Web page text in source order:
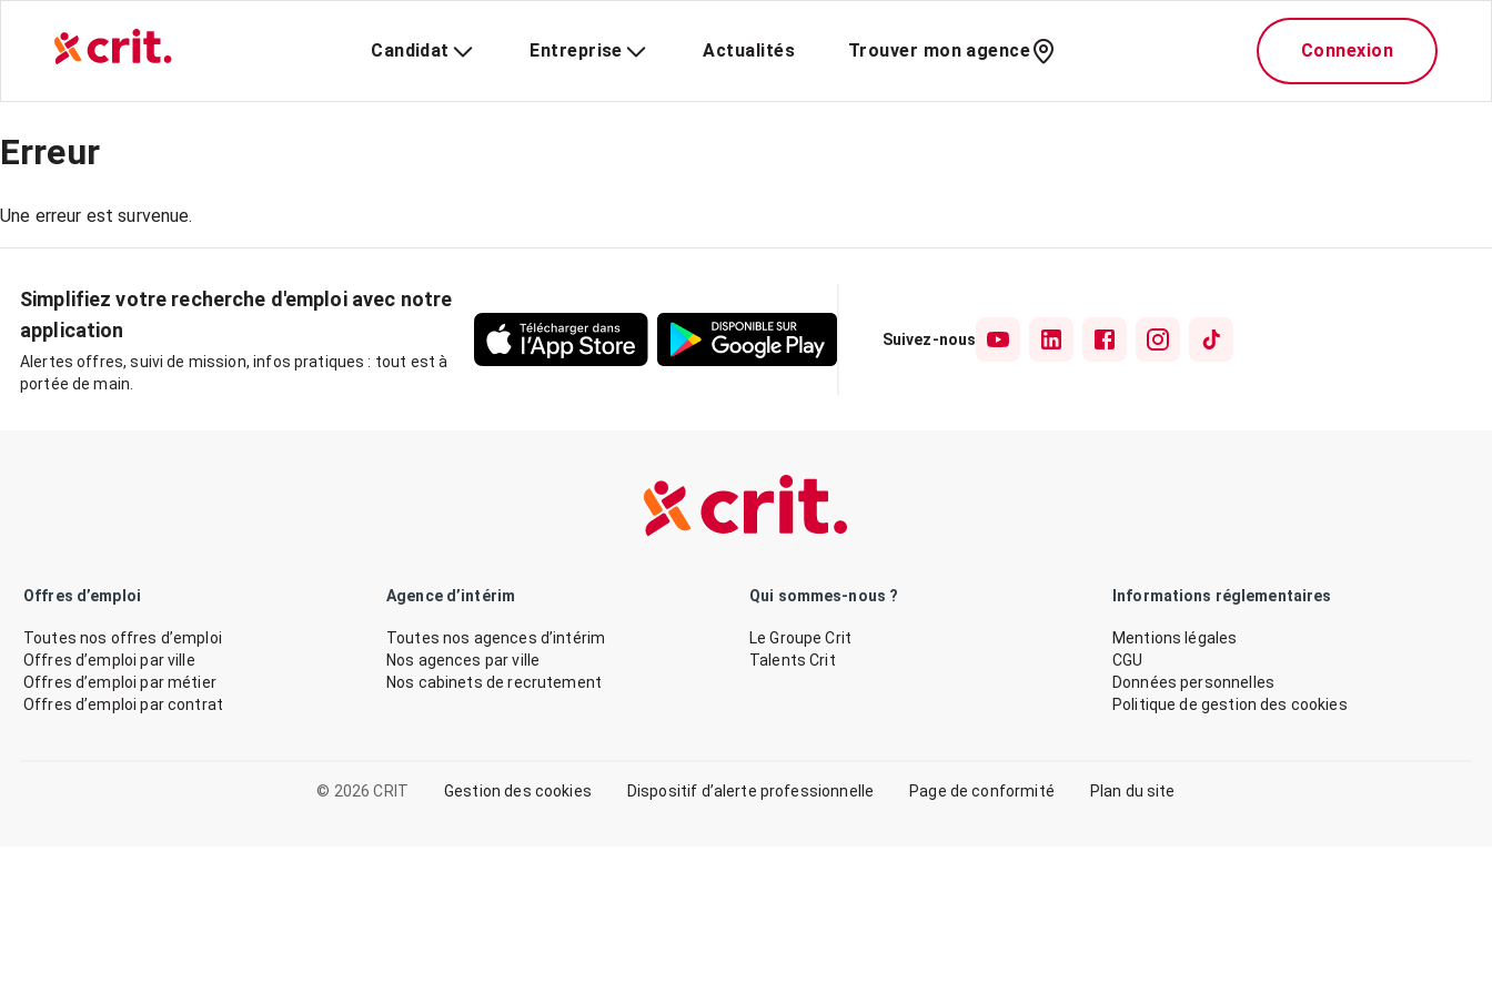
Candidat Entreprise Actualités Trouver mon agence Connexion
Erreur
Une erreur est survenue.
Simplifiez votre recherche d'emploi avec notre
application
Alertes offres, suivi de mission, infos pratiques : tout est à
portée de main.
Suivez-nous
Offres d’emploi
Toutes nos offres d’emploi
Offres d’emploi par ville
Offres d’emploi par métier
Offres d’emploi par contrat
Agence d’intérim
Toutes nos agences d’intérim
Nos agences par ville
Nos cabinets de recrutement
Qui sommes-nous ?
Le Groupe Crit
Talents Crit
Informations réglementaires
Mentions légales
CGU
Données personnelles
Politique de gestion des cookies
© 2026 CRIT Gestion des cookies Dispositif d’alerte professionnelle Page de conformité Plan du site